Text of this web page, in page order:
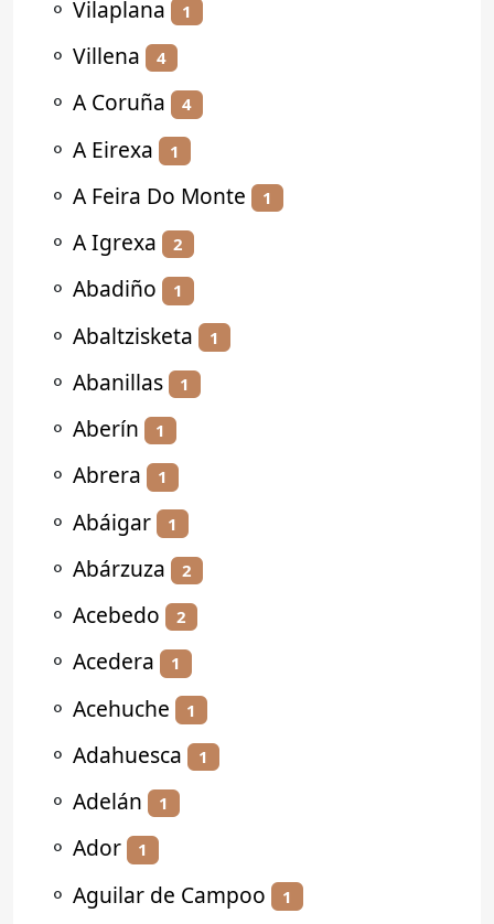
⚬ Vilaplana 1
⚬ Villena 4
⚬ A Coruña 4
⚬ A Eirexa 1
⚬ A Feira Do Monte 1
⚬ A Igrexa 2
⚬ Abadiño 1
⚬ Abaltzisketa 1
⚬ Abanillas 1
⚬ Aberín 1
⚬ Abrera 1
⚬ Abáigar 1
⚬ Abárzuza 2
⚬ Acebedo 2
⚬ Acedera 1
⚬ Acehuche 1
⚬ Adahuesca 1
⚬ Adelán 1
⚬ Ador 1
⚬ Aguilar de Campoo 1